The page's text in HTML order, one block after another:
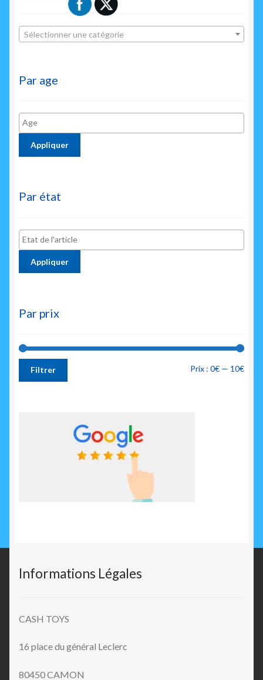
Sélectionner une catégorie
Par age
Appliquer
Par état
Appliquer
Par prix
Prix
Prix
Filtrer Prix : 0€ — 10€
Informations Légales
CASH TOYS
16 place du général Leclerc
80450 CAMON